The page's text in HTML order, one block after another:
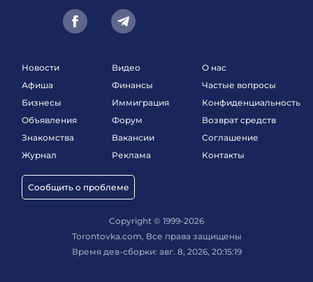
Новости
Афиша
Бизнесы
Объявления
Знакомства
Журнал
Сообщить о проблеме
Видео
Финансы
Иммиграция
Форум
Вакансии
Реклама
О нас
Частые вопросы
Конфиденциальность
Возврат средств
Соглашение
Контакты
Copyright © 1999-2026
Torontovka.com, Все права защищены
Время дев-сборки: авг. 8, 2026, 20:15:19